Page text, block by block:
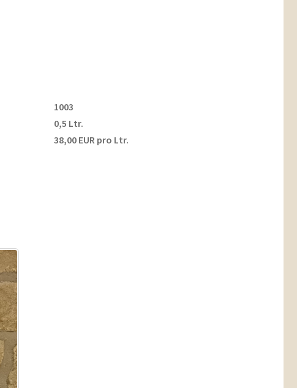
1003
0,5 Ltr.
38,00 EUR pro Ltr.